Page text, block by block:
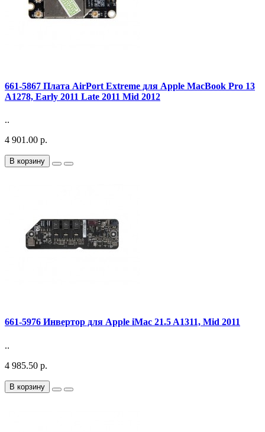
661-5867 Плата AirPort Extreme для Apple MacBook Pro 13
A1278, Early 2011 Late 2011 Mid 2012
..
4 901.00 р.
В корзину
661-5976 Инвертор для Apple iMac 21.5 A1311, Mid 2011
..
4 985.50 р.
В корзину